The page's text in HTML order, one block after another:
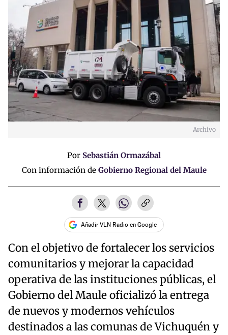
Archivo
Por Sebastián Ormazábal
Con información de Gobierno Regional del Maule
Añadir VLN Radio en Google
Con el objetivo de fortalecer los servicios
comunitarios y mejorar la capacidad
operativa de las instituciones públicas, el
Gobierno del Maule oficializó la entrega
de nuevos y modernos vehículos
destinados a las comunas de Vichuquén y